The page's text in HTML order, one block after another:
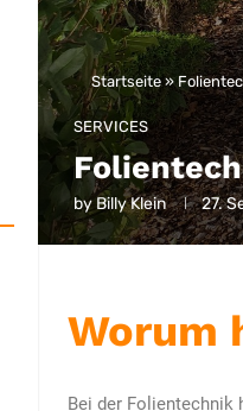
Startseite »
SERVICES
by Billy Klein 27.
Worum
Bei der Folientechnik